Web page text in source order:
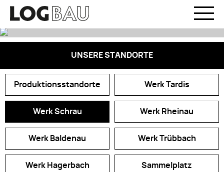
UNSERE STANDORTE
Produktionsstandorte Werk Tardis
Werk Schrau Werk Rheinau
Werk Baldenau Werk Trübbach
Werk Hagerbach
Sammelplatz